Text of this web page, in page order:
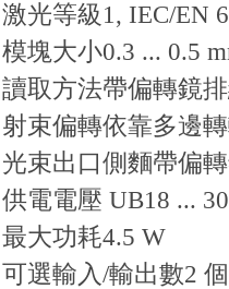
激光等級 1, IEC/EN
模塊大小0.3 ... 0.5
讀取方法帶偏轉鏡
射束偏轉依靠多邊
光束出口側麵帶偏
供電電壓 UB18 ...
最大功耗4.5 W
可選輸入/輸出數2 個